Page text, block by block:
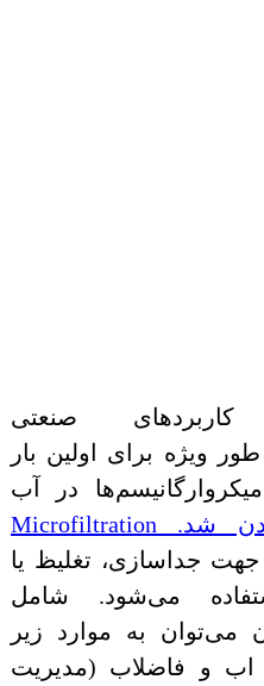
کاربردهای صنعتی
ویژه برای اولین بار
در آب
کاربردن شد. Microfiltration
جهت جداسازی، تغلیظ یا
می‌شود. شامل
می‌توان به موارد زیر
1.تصفیه اب و فاضلاب (مدیریت